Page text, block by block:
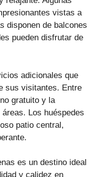
vistas a
disponen de balcones
pueden disfrutar de
adicionales que
sus visitantes. Entre
gratuito y la
Los huéspedes
patio central,
es un destino ideal
y calidez en